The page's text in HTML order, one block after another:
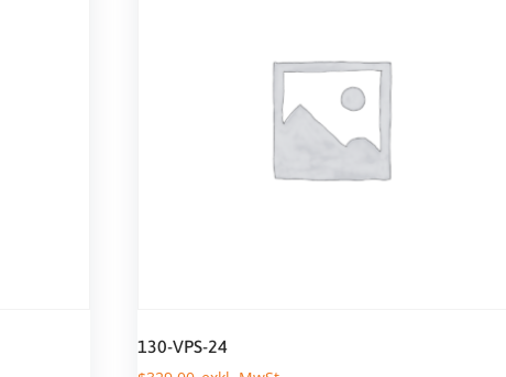
130-VPS-24